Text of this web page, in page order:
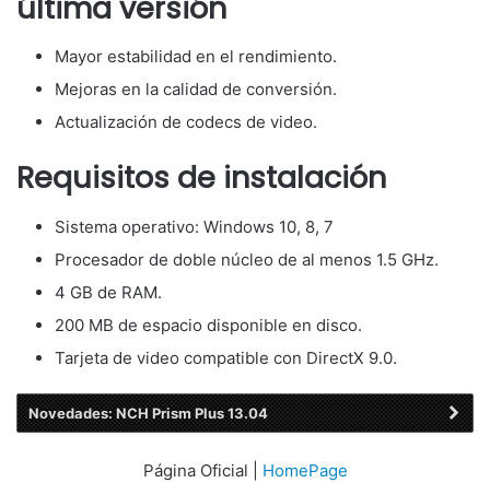
Mayor estabilidad en el rendimiento.
Mejoras en la calidad de conversión.
Actualización de codecs de video.
Requisitos de instalación
Sistema operativo: Windows 10, 8, 7
Procesador de doble núcleo de al menos 1.5 GHz.
4 GB de RAM.
200 MB de espacio disponible en disco.
Tarjeta de video compatible con DirectX 9.0.
Novedades: NCH Prism Plus 13.04
Página Oficial | HomePage